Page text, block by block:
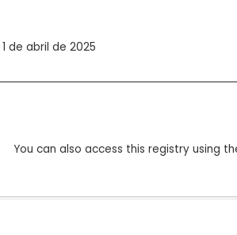
1 de abril de 2025
You can also access this registry using